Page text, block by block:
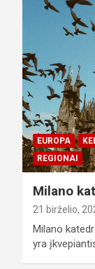
EUROPA
REGIONAI
Milano
21 birželio,
Milano
yra